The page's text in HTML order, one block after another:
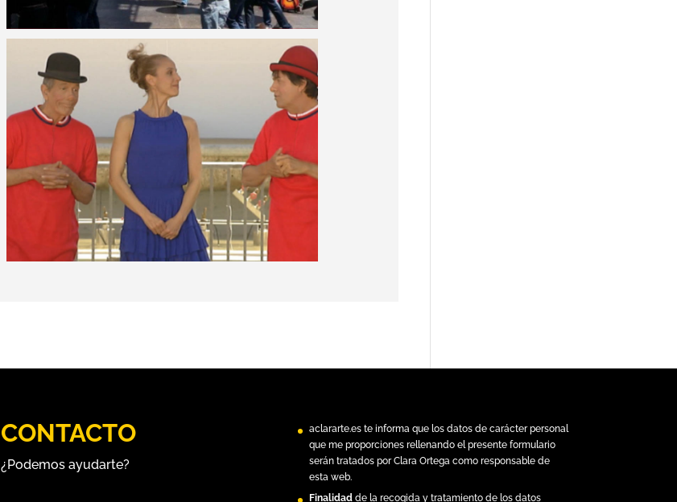
CONTACTO
¿Podemos ayudarte?
aclararte.este informa que los datos de carácter personal
que me proporciones rellenando el presente formulario
serán tratados por Clara Ortega como responsable de
esta web.
Finalidadde la recogida y tratamiento de los datos